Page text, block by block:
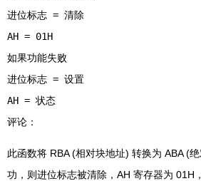
进位标志 = 清除
AH = 01H
如果功能失败
进位标志 = 设置
AH = 状态
此函数将 RBA (相对块地址) 转换为 ABA (
功，则进位标志被清除，AH 寄存器为 01H